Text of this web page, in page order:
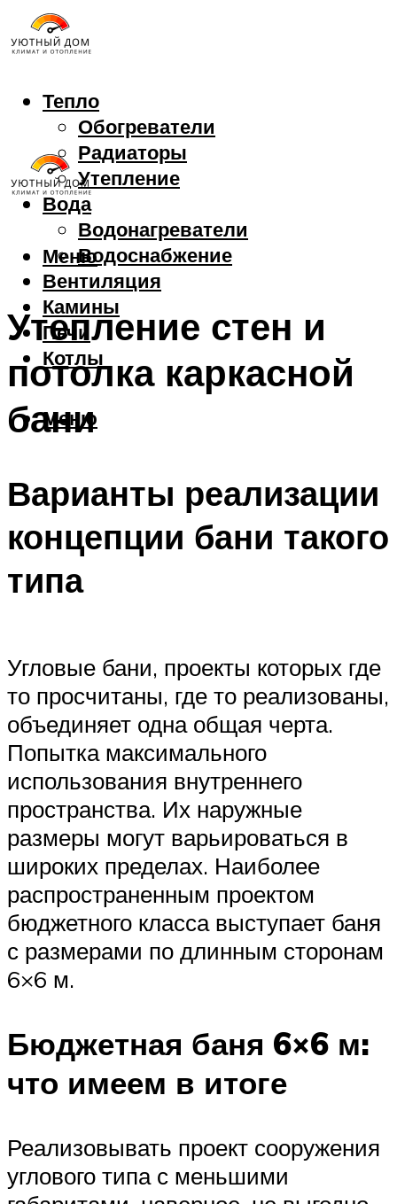
Тепло
Обогреватели
Радиаторы
Утепление
Вода
Водонагреватели
Водоснабжение
Вентиляция
Камины
Печи
Котлы
Меню
Меню
Утепление стен и
потолка каркасной
бани
Варианты реализации
концепции бани такого
типа
Угловые бани, проекты которых где
то просчитаны, где то реализованы,
объединяет одна общая черта.
Попытка максимального
использования внутреннего
пространства. Их наружные
размеры могут варьироваться в
широких пределах. Наиболее
распространенным проектом
бюджетного класса выступает баня
с размерами по длинным сторонам
6×6 м.
Бюджетная баня 6×6 м:
что имеем в итоге
Реализовывать проект сооружения
углового типа с меньшими